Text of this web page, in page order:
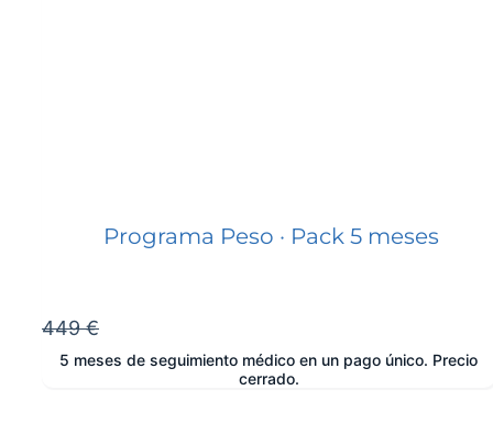
Programa Peso · Pack 5 meses
449 €
5 meses de seguimiento médico en un pago único. Precio
cerrado.